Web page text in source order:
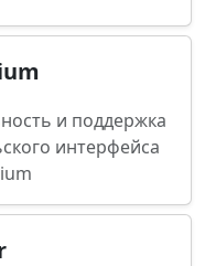
и поддержка
интерфейса